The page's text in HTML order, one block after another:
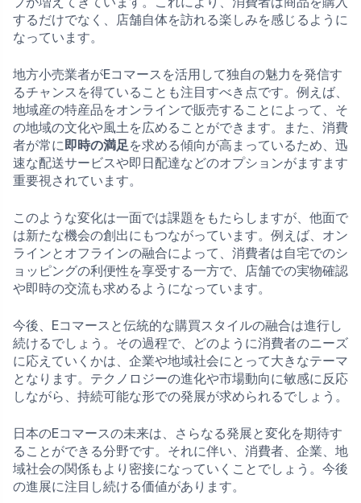
するだけでなく、店舗自体を訪れる楽しみを感じるように
なっています。
地方小売業者がEコマースを活用して独自の魅力を発信す
るチャンスを得ていることも注目すべき点です。例えば、
地域産の特産品をオンラインで販売することによって、そ
の地域の文化や風土を広めることができます。また、消費
者が常に即時の満足を求める傾向が高まっているため、迅
速な配送サービスや即日配達などのオプションがますます
重要視されています。
このような変化は一面では課題をもたらしますが、他面で
は新たな機会の創出にもつながっています。例えば、オン
ラインとオフラインの融合によって、消費者は自宅でのシ
ョッピングの利便性を享受する一方で、店舗での実物確認
や即時の交流も求めるようになっています。
今後、Eコマースと伝統的な購買スタイルの融合は進行し
続けるでしょう。その過程で、どのように消費者のニーズ
に応えていくかは、企業や地域社会にとって大きなテーマ
となります。テクノロジーの進化や市場動向に敏感に反応
しながら、持続可能な形での発展が求められるでしょう。
日本のEコマースの未来は、さらなる発展と変化を期待す
ることができる分野です。それに伴い、消費者、企業、地
域社会の関係もより密接になっていくことでしょう。今後
の進展に注目し続ける価値があります。